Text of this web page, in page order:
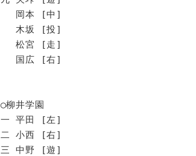
岡本 [中]
木坂 [投]
松宮 [走]
国広 [右]
◯柳井学園
一 平田 [左]
二 小西 [右]
三 中野 [遊]